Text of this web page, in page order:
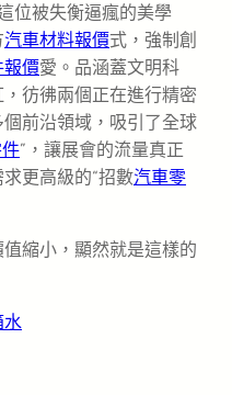
位被失衡逼瘋的美學
汽車材料報價式，強制創
報價愛。品涵蓋文明科
彷彿兩個正在進行精密
前沿領域，吸引了全球
”，讓展會的流量真正
更高級的“招數汽車零
縮小，顯然就是這樣的
水